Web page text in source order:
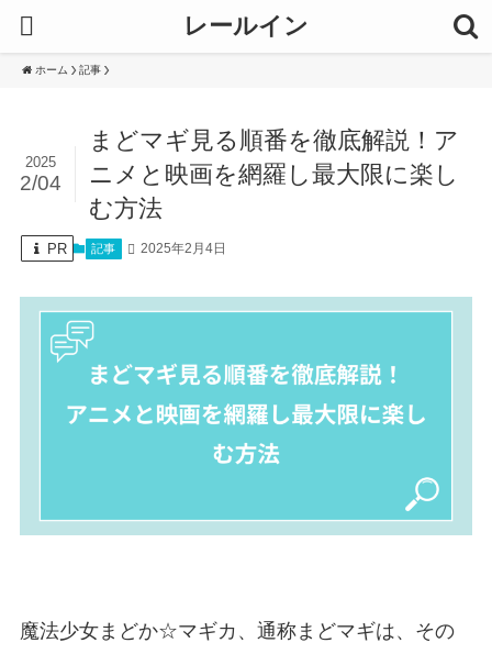
レールイン
ホーム 記事
まどマギ見る順番を徹底解説！ア
ニメと映画を網羅し最大限に楽し
む方法
2025
2/04
PR 記事 2025年2月4日
魔法少女まどか☆マギカ、通称まどマギは、その